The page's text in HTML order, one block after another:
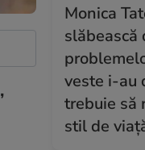
,
Monica
slăbească
veste i-au
trebuie să
stil de